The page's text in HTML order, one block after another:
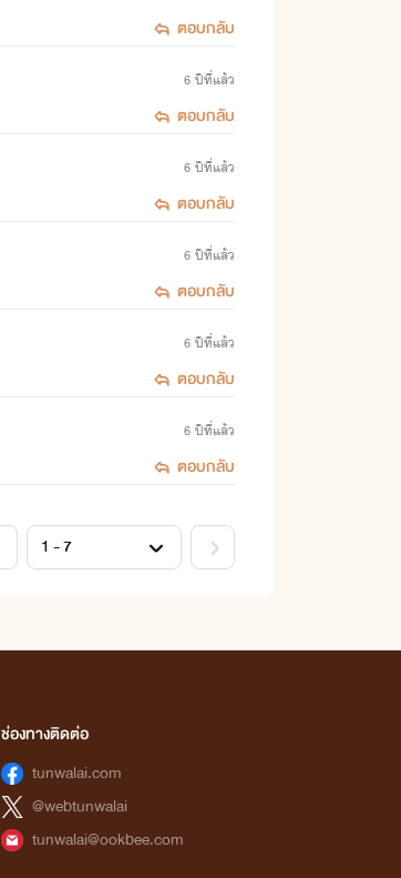
ตอบกลับ
6 ปีที่แล้ว
ตอบกลับ
6 ปีที่แล้ว
ตอบกลับ
6 ปีที่แล้ว
ตอบกลับ
6 ปีที่แล้ว
ตอบกลับ
6 ปีที่แล้ว
ตอบกลับ
ช่องทางติดต่อ
tunwalai.com
@webtunwalai
tunwalai@ookbee.com